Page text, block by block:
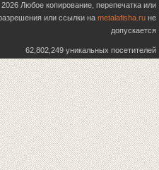
Любое копирование, перепечатка или
или ссылки на metalafisha.ru не
допускается
62,802,249 уникальных посетителей